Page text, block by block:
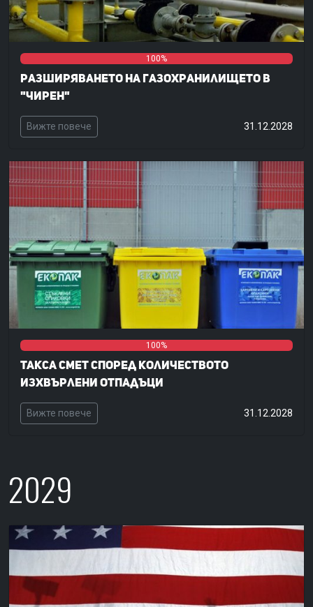
0%
0% 100%
Разширяването на газохранилището в
"Чирен"
Вижте повече 31.12.2028
0%
0% 100%
Такса смет според количеството
изхвърлени отпадъци
Вижте повече 31.12.2028
2029